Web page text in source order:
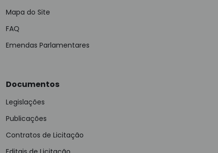
Mapa do Site
FAQ
Emendas Parlamentares
Documentos
Legislações
Publicações
Contratos de Licitação